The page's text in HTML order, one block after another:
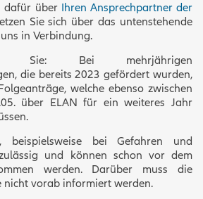
dafür über Ihren Ansprechpartner der
Sie sich über das untenstehende
in Verbindung.
Sie: Bei mehrjährigen
die bereits 2023 gefördert wurden,
welche ebenso zwischen
über ELAN für ein weiteres Jahr
beispielsweise bei Gefahren und
und können schon vor dem
werden. Darüber muss die
nicht vorab informiert werden.